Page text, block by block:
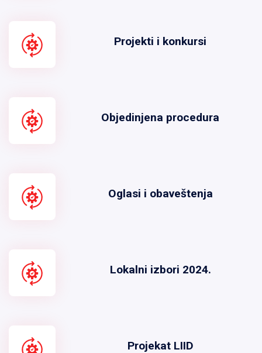
Projekti i konkursi
Objedinjena procedura
Oglasi i obaveštenja
Lokalni izbori 2024.
Projekat LIID